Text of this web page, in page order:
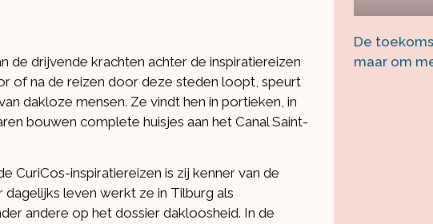
de drijvende krachten achter de inspiratiereizen
of na de reizen door deze steden loopt, speurt
dakloze mensen. Ze vindt hen in portieken, in
bouwen complete huisjes aan het Canal Saint-
CuriCos-inspiratiereizen is zij kenner van de
dagelijks leven werkt ze in Tilburg als
andere op het dossier dakloosheid. In de
De
maar om